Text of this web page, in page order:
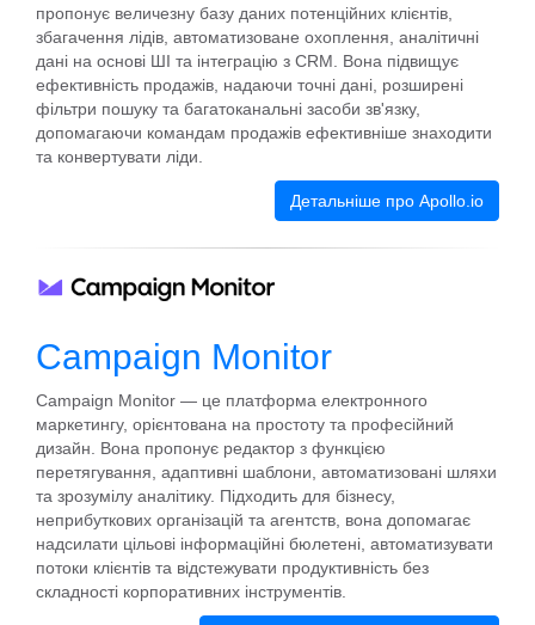
пропонує величезну базу даних потенційних клієнтів,
збагачення лідів, автоматизоване охоплення, аналітичні
дані на основі ШІ та інтеграцію з CRM. Вона підвищує
ефективність продажів, надаючи точні дані, розширені
фільтри пошуку та багатоканальні засоби зв'язку,
допомагаючи командам продажів ефективніше знаходити
та конвертувати ліди.
Детальніше про Apollo.io
Campaign Monitor
Campaign Monitor — це платформа електронного
маркетингу, орієнтована на простоту та професійний
дизайн. Вона пропонує редактор з функцією
перетягування, адаптивні шаблони, автоматизовані шляхи
та зрозумілу аналітику. Підходить для бізнесу,
неприбуткових організацій та агентств, вона допомагає
надсилати цільові інформаційні бюлетені, автоматизувати
потоки клієнтів та відстежувати продуктивність без
складності корпоративних інструментів.